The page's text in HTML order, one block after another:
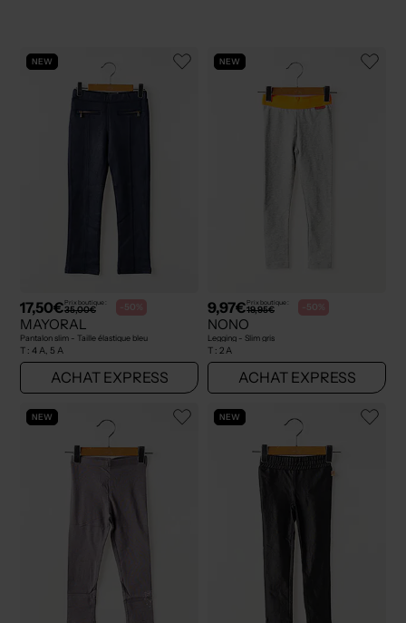
NEW
17,50€Prix boutique :
35,00€ -50%
MAYORAL
Pantalon slim - Taille élastique bleu
T : 4 A, 5 A
ACHAT EXPRESS
NEW
9,97€Prix boutique :
19,95€ -50%
NONO
Legging - Slim gris
T : 2 A
ACHAT EXPRESS
NEW NEW